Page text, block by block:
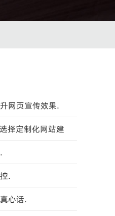
网页宣传效果.
择定制化网站建
.
心话.